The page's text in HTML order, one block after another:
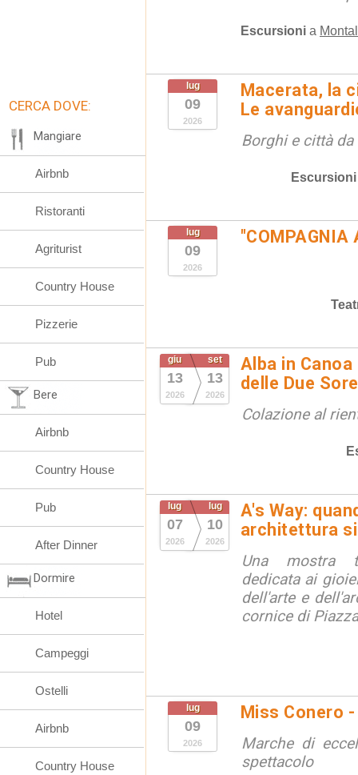
Escursioni a
lug
09
2026
Macerata, la
Le
Borghi e città
Escursioni
lug
09
2026
"COMPAGNIA
giu
13
2026
set
13
2026
Alba in
delle Due
Colazione al
lug
07
2026
lug
10
2026
A's Way:
architettura
Una mostra
dedicata ai
dell'arte e
cornice di
lug
09
2026
Miss Conero
Marche di
spettacolo
CERCA DOVE:
Mangiare
Airbnb
Ristoranti
Agriturist
Country House
Pizzerie
Pub
Bere
Airbnb
Country House
Pub
After Dinner
Dormire
Hotel
Campeggi
Ostelli
Airbnb
Country House